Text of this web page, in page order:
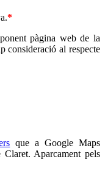
*
pàgina web de la
consideració al respecte
que a Google Maps
Aparcament pels